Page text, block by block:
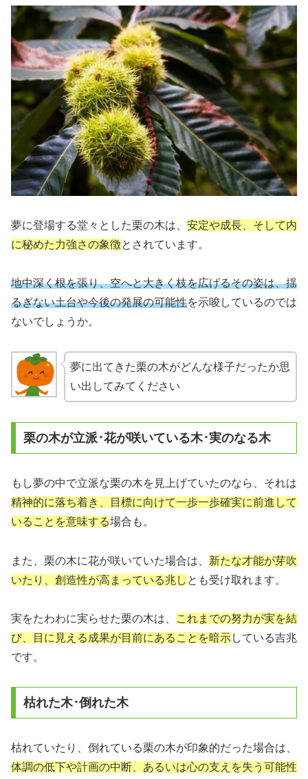
夢に登場する堂々とした栗の木は、 安定や成長、そして内
に秘めた力強さの象徴とされています。
地中深く根を張り、空へと大きく枝を広げるその姿は、揺
るぎない土台や今後の発展の可能性を示唆しているのでは
ないでしょうか。
夢に出てきた栗の木がどんな様子だったか思
い出してみてください
栗の木が立派･花が咲いている木･実のなる木
もし夢の中で立派な栗の木を見上げていたのなら、それは
精神的に落ち着き、目標に向けて一歩一歩確実に前進して
いることを意味する場合も。
また、栗の木に花が咲いていた場合は、 新たな才能が芽吹
いたり、創造性が高まっている兆し とも受け取れます。
実をたわわに実らせた栗の木は、
これまでの努力が実を結
び、目に見える成果が目前にあることを暗示している吉兆
です。
枯れた木･倒れた木
枯れていたり、倒れている栗の木が印象的だった場合は、
体調の低下や計画の中断、あるいは心の支えを失う可能性